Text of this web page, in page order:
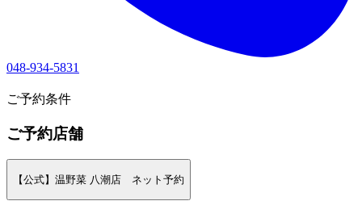
048-934-5831
ご予約条件
ご予約店舗
【公式】温野菜 八潮店 ネット予約